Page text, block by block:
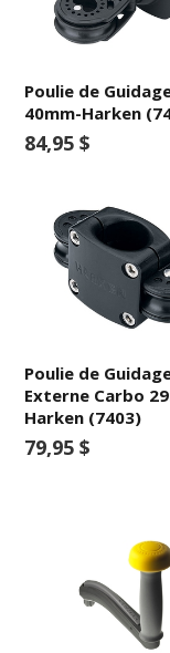
Poulie de
40mm-Harken
84,95 $
Poulie de
Externe Carbo
Harken (7403)
79,95 $